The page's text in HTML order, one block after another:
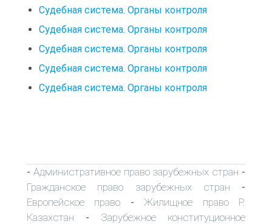
Судебная система. Органы контроля
Судебная система. Органы контроля
Судебная система. Органы контроля
Судебная система. Органы контроля
Судебная система. Органы контроля
- Административное право зарубежных стран -
Гражданское право зарубежных стран -
Европейское право - Жилищное право Р.
Казахстан - Зарубежное конституционное